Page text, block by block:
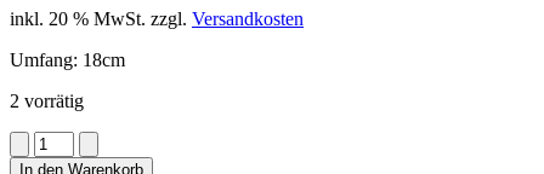
inkl. 20 % MwSt. zzgl. Versandkosten
Umfang: 18cm
2 vorrätig
Edelsteinarmband
Menge
In den Warenkorb